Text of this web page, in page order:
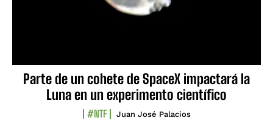
Parte de un cohete de SpaceX impactará la
Luna en un experimento científico
#NTF Juan José Palacios